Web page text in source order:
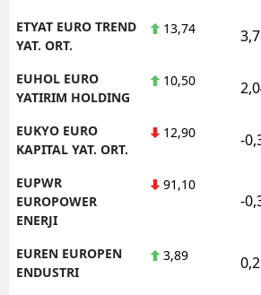
ETYAT EURO TREND
YAT. ORT.
13,74
EUHOL EURO
YATIRIM HOLDING
10,50
EUKYO EURO
KAPITAL YAT. ORT.
12,90 -
EUPWR
EUROPOWER
ENERJI
91,10
-
EUREN EUROPEN
ENDUSTRI
3,89